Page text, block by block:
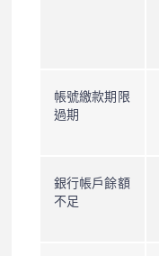
帳號繳款期限
過期
銀行帳戶餘額
不足